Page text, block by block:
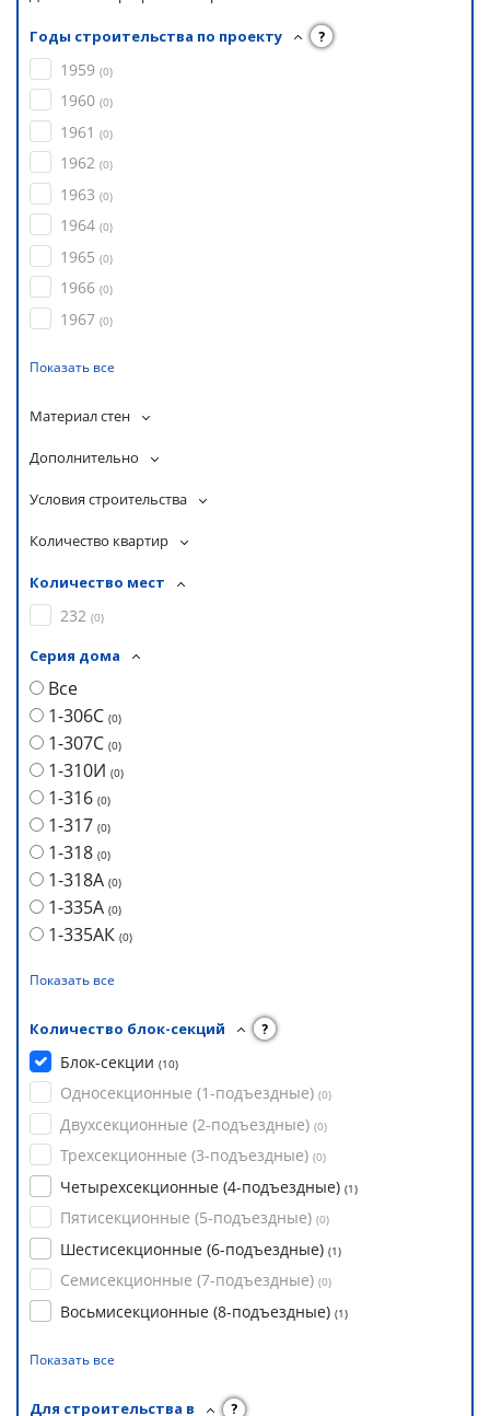
Годы строительства по проекту ?
1959 (0)
1960 (0)
1961 (0)
1962 (0)
1963 (0)
1964 (0)
1965 (0)
1966 (0)
1967 (0)
Показать все
Материал стен
Дополнительно
Условия строительства
Количество квартир
Количество мест
232 (0)
Серия дома
Все
1-306С (0)
1-307С (0)
1-310И (0)
1-316 (0)
1-317 (0)
1-318 (0)
1-318А (0)
1-335А (0)
1-335АК (0)
Показать все
Количество блок-секций ?
Блок-секции (10)
Односекционные (1-подъездные) (0)
Двухсекционные (2-подъездные) (0)
Трехсекционные (3-подъездные) (0)
Четырехсекционные (4-подъездные) (1)
Пятисекционные (5-подъездные) (0)
Шестисекционные (6-подъездные) (1)
Семисекционные (7-подъездные) (0)
Восьмисекционные (8-подъездные) (1)
Показать все
Для строительства в ?